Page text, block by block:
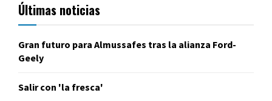
Últimas noticias
Gran futuro para Almussafes tras la alianza Ford-
Geely
Salir con 'la fresca'